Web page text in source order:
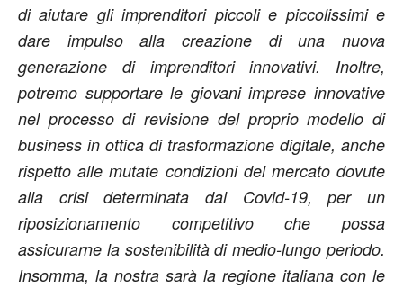
di aiutare gli imprenditori piccoli e piccolissimi e
dare impulso alla creazione di una nuova
generazione di imprenditori innovativi. Inoltre,
potremo supportare le giovani imprese innovative
nel processo di revisione del proprio modello di
business in ottica di trasformazione digitale, anche
rispetto alle mutate condizioni del mercato dovute
alla crisi determinata dal Covid-19, per un
riposizionamento competitivo che possa
assicurarne la sostenibilità di medio-lungo periodo.
Insomma, la nostra sarà la regione italiana con le